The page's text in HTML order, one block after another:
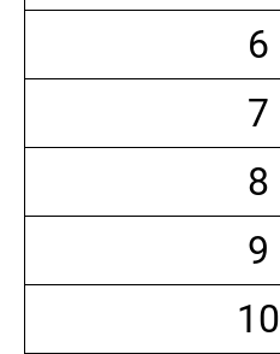
6
7
8
9
10